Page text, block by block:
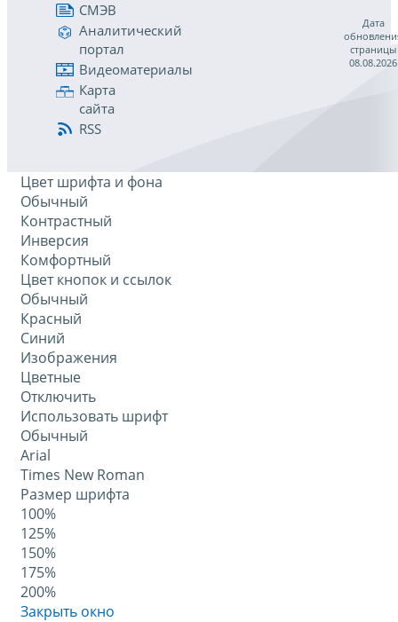
СМЭВ
Аналитический
портал
Видеоматериалы
Карта
сайта
RSS
Дата
страницы
08.08.2026
Цвет шрифта и фона
Обычный
Контрастный
Инверсия
Комфортный
Цвет кнопок и ссылок
Обычный
Красный
Синий
Изображения
Цветные
Отключить
Использовать шрифт
Обычный
Arial
Times New Roman
Размер шрифта
100%
125%
150%
175%
200%
Закрыть окно